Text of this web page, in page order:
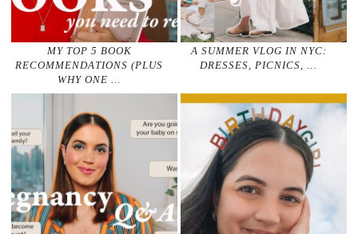
MY TOP 5 BOOK
RECOMMENDATIONS (PLUS
WHY ONE …
A SUMMER VLOG IN NYC:
DRESSES, PICNICS, …